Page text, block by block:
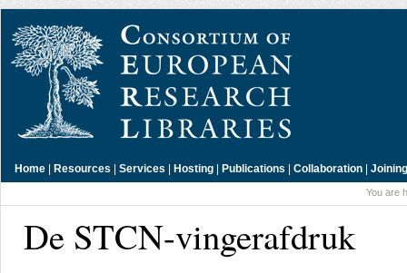
Home | Resources | Services | Hosting | Publications | Collaboration |
You are
De STCN-vingerafdruk